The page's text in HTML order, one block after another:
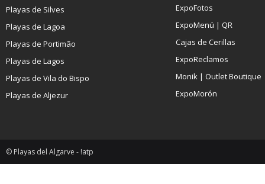
Playas de Silves
Playas de Lagoa
Playas de Portimão
Playas de Lagos
Playas de Vila do Bispo
Playas de Aljezur
ExpoFotos
ExpoMenú | QR
Cajas de Cerillas
ExpoReclamos
Monik | Outlet Boutique
ExpoMorón
© Playas del Algarve - !atp